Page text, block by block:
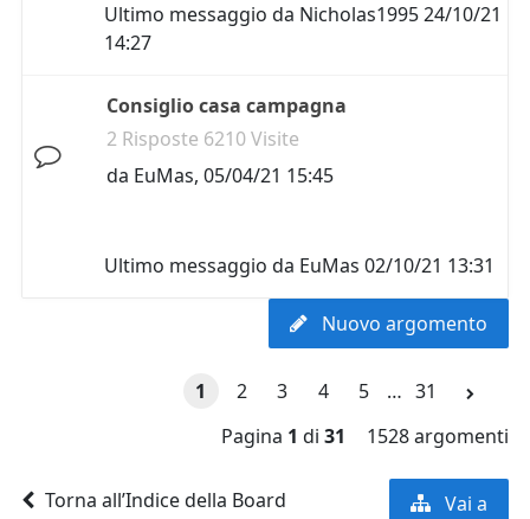
Ultimo messaggio da Nicholas199524/10/21
14:27
Consiglio casa campagna
2 Risposte 6210 Visite
da EuMas, 05/04/21 15:45
Ultimo messaggio da EuMas 02/10/21 13:31
Nuovo argomento
1 2 3 4 5 … 31
Pagina 1 di 31 1528 argomenti
Torna all’Indice della Board Vai a